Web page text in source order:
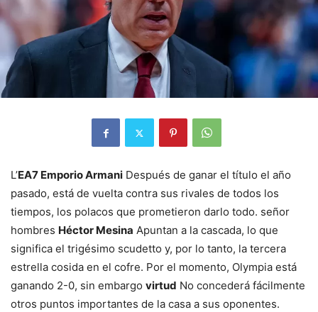
L’EA7 Emporio Armani Después de ganar el título el año
pasado, está de vuelta contra sus rivales de todos los
tiempos, los polacos que prometieron darlo todo. señor
hombres Héctor Mesina Apuntan a la cascada, lo que
significa el trigésimo scudetto y, por lo tanto, la tercera
estrella cosida en el cofre. Por el momento, Olympia está
ganando 2-0, sin embargo virtud No concederá fácilmente
otros puntos importantes de la casa a sus oponentes.